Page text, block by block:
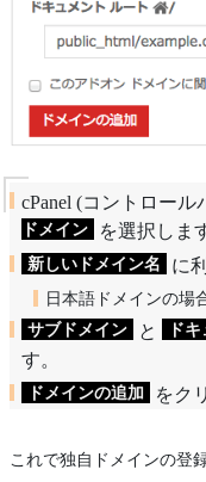
cPanel (コントロー
ドメイン
を選択しま
新しいドメイン名 に
日本語ドメインの場
サブドメイン と ド
す。
ドメインの追加 をク
これで独自ドメインの登